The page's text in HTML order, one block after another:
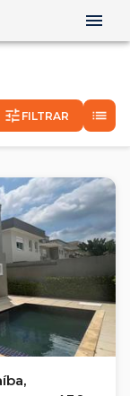
FILTRAR